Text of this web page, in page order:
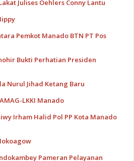
Julises Oehlers Conny Lantu
Pemkot Manado BTN PT Pos
Bukti Perhatian Presiden
Nurul Jihad Ketang Baru
LKKI Manado
Irham Halid Pol PP Kota Manado
Pameran Pelayanan